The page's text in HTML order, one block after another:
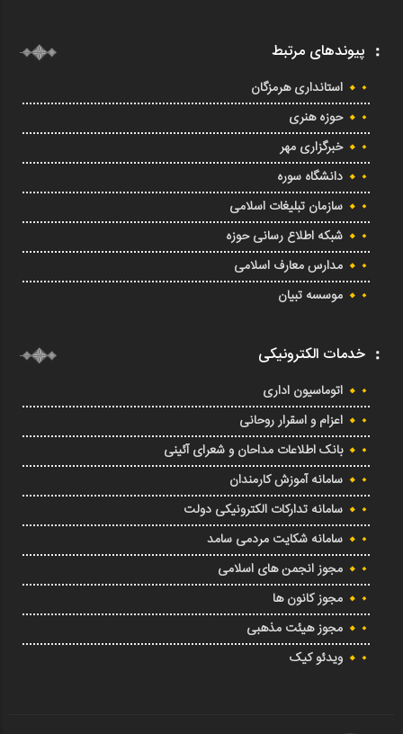
پیوندهای مرتبط
استانداری هرمزگان
حوزه هنری
خبرگزاری مهر
دانشگاه سوره
سازمان تبلیغات اسلامی
شبکه اطلاع رسانی حوزه
مدارس معارف اسلامی
موسسه تبیان
خدمات الکترونیکی
اتوماسیون اداری
اعزام و اسقرار روحانی
بانک اطلاعات مداحان و شعرای آئینی
سامانه آموزش کارمندان
سامانه تدارکات الکترونیکی دولت
سامانه شکایت مردمی سامد
مجوز انجمن های اسلامی
مجوز کانون ها
مجوز هیئت مذهبی
ویدئو کیک